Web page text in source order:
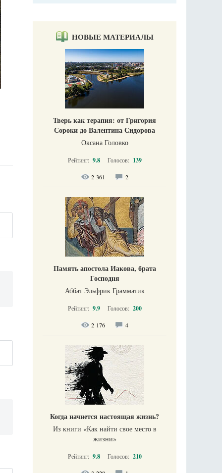
НОВЫЕ МАТЕРИАЛЫ
Тверь как терапия: от Григория
Сороки до Валентина Сидорова
Оксана Головко
Рейтинг: 9.8 Голосов: 139
2 361 2
Память апостола Иакова, брата
Господня
Аббат Эльфрик Грамматик
Рейтинг: 9.9 Голосов: 200
2 176 4
Когда начнется настоящая жизнь?
Из книги «Как найти свое место в
жизни​»
Рейтинг: 9.8 Голосов: 210